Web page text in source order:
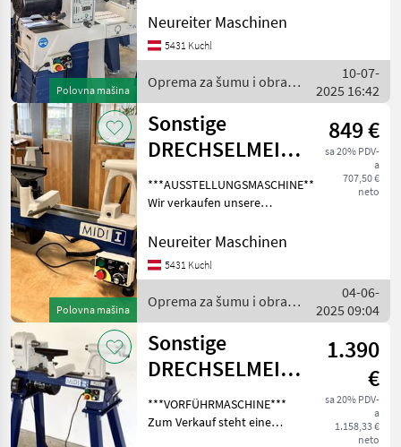
Polovna mašina
Ausstellungsmaschinen
Maschinen). Wir verkaufen
wenig Betrieb
Neureiter Maschinen
5431 Kuchl
Oprema za šumu i obradu
drveta / Sonstige
10-07-
2025 16:42
Polovna mašina
Sonstige
DRECHSELMEISTER
Drechselmaschine
MIDI 1
849 €
sa 20% PDV-
a
707,50 €
neto
***AUSSTELLUNGSMASCHINE***
Wir verkaufen unsere
Drechselmeister MIDI 1
Spitzenweite von 400 mm.
befind
Neureiter Maschinen
5431 Kuchl
Oprema za šumu i obradu
drveta / Sonstige
04-06-
2025 09:04
Sonstige
DRECHSELMEISTER
Drechselmaschine
MIDI2 Plus SET
1.390
€
sa 20% PDV-
a
1.158,33 €
neto
***VORFÜHRMASCHINE***
Zum Verkauf steht eine